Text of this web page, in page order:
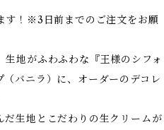
す！※3日前までのご注文をお願
地がふわふわな『王様のシフォ
（バニラ）に、オーダーのデコレ
だ生地とこだわりの生クリームが